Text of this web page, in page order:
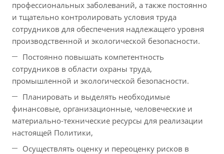
профессиональных заболеваний, а также постоянно
и тщательно контролировать условия труда
сотрудников для обеспечения надлежащего уровня
производственной и экологической безопасности.
Постоянно повышать компетентность
сотрудников в области охраны труда,
промышленной и экологической безопасности.
Планировать и выделять необходимые
финансовые, организационные, человеческие и
материально-технические ресурсы для реализации
настоящей Политики,
Осуществлять оценку и переоценку рисков в